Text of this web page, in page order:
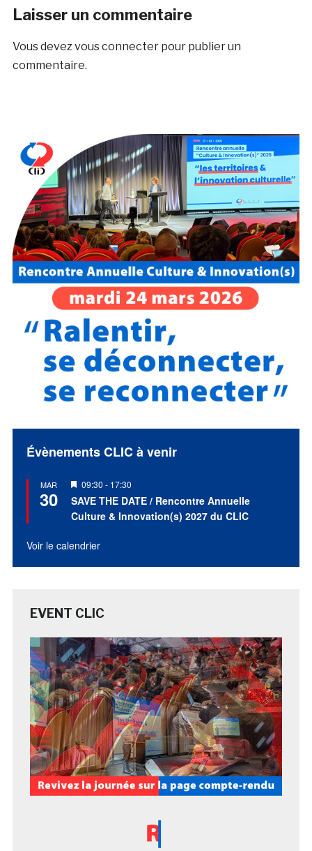
Laisser un commentaire
Vous devez vous connecterpour publier un
commentaire.
Évènements CLIC à venir
MAR
30
Mis
en
avant
09:30 - 17:30
SAVE THE DATE / Rencontre Annuelle
Culture & Innovation(s) 2027 du CLIC
Voir le calendrier
EVENT CLIC